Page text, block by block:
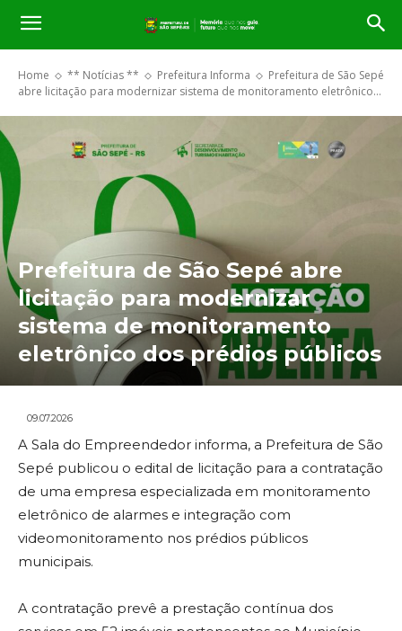
Home ** Notícias ** Prefeitura Informa
Prefeitura de São Sepé
abre licitação para modernizar sistema de monitoramento eletrônico...
Prefeitura de São Sepé abre
licitação para modernizar
sistema de monitoramento
eletrônico dos prédios públicos
09.07.2026
A Sala do Empreendedor informa, a Prefeitura de São
Sepé publicou o edital de licitação para a contratação
de uma empresa especializada em monitoramento
eletrônico de alarmes e integração com
videomonitoramento nos prédios públicos
municipais.
A contratação prevê a prestação contínua dos